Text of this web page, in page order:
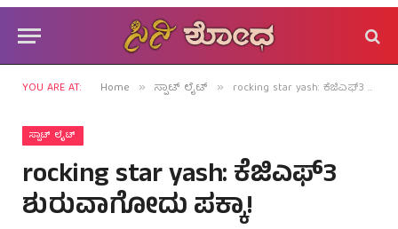
YOU ARE AT: Home » ಸ್ಪಾಟ್ ಲೈಟ್ » rocking star yash: ಕೆಜಿಎಫ್3 ಶುರುವಾಗೋದು ಪಕ್ಕಾ!
ಸ್ಪಾಟ್ ಲೈಟ್
rocking star yash: ಕೆಜಿಎಫ್3
ಶುರುವಾಗೋದು ಪಕ್ಕಾ!